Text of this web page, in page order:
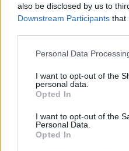
also be disclosed by us to
Downstream Participants that
Please note that this
not limited to your visit or
grant or deny consent to
use your data for below
consent section.
Personal Data
I want to opt-out of the
personal data.
Opted In
I want to opt-out of the
Personal Data.
Opted In